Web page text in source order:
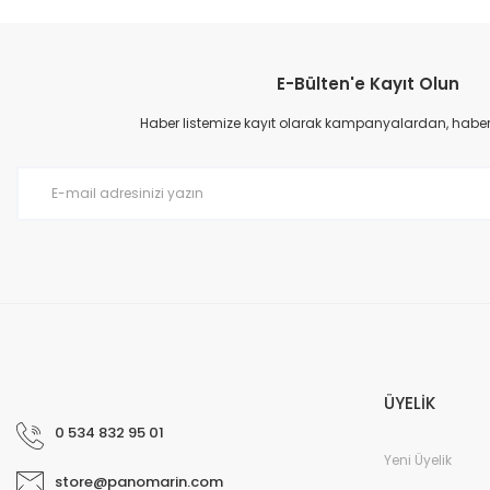
Ürün resmi kalitesiz, bozuk veya görüntülenemiyor.
Ürün açıklamasında eksik bilgiler bulunuyor.
E-Bülten'e Kayıt Olun
Haber listemize kayıt olarak kampanyalardan,
0 534 832 95 01
store@panomarin.com
ÜYELİK
Yeni Üyelik